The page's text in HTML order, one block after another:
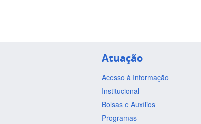
Atuação
Acesso à Informação
Institucional
Bolsas e Auxílios
Programas